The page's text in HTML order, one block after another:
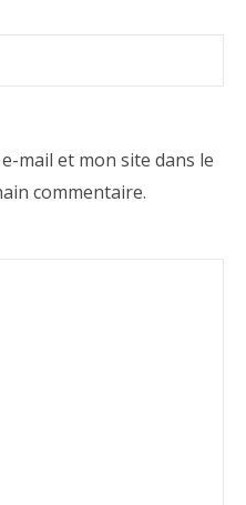
mail et mon site dans le
commentaire.